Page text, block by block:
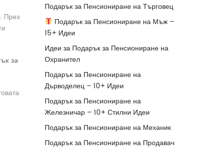
През
за
Подарък за Пенсиониране на Търговец
Подарък за Пенсиониране на Мъж –
15+ Идеи
Идеи за Подарък за Пенсиониране на
Охранител
Подарък за Пенсиониране на
Дърводелец – 10+ Идеи
Подарък за Пенсиониране на
Железничар – 10+ Стилни Идеи
Подарък за Пенсиониране на Механик
Подарък за Пенсиониране на Продавач